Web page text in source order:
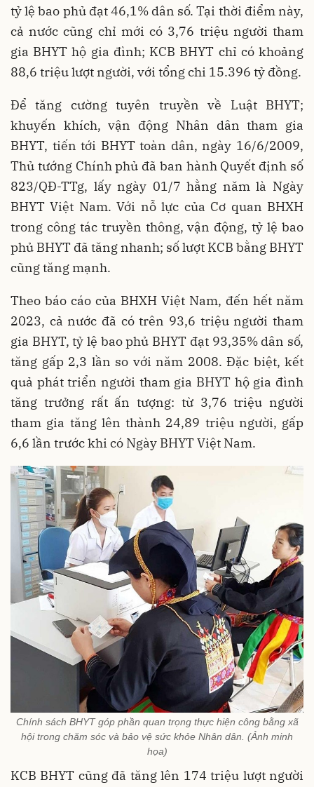
tỷ lệ bao phủ đạt 46,1% dân số. Tại thời điểm này,
cả nước cũng chỉ mới có 3,76 triệu người tham
gia BHYT hộ gia đình; KCB BHYT chỉ có khoảng
88,6 triệu lượt người, với tổng chi 15.396 tỷ đồng.
Để tăng cường tuyên truyền về Luật BHYT;
khuyến khích, vận động Nhân dân tham gia
BHYT, tiến tới BHYT toàn dân, ngày 16/6/2009,
Thủ tướng Chính phủ đã ban hành Quyết định số
823/QĐ-TTg, lấy ngày 01/7 hằng năm là Ngày
BHYT Việt Nam. Với nỗ lực của Cơ quan BHXH
trong công tác truyền thông, vận động, tỷ lệ bao
phủ BHYT đã tăng nhanh; số lượt KCB bằng BHYT
cũng tăng mạnh.
Theo báo cáo của BHXH Việt Nam, đến hết năm
2023, cả nước đã có trên 93,6 triệu người tham
gia BHYT, tỷ lệ bao phủ BHYT đạt 93,35% dân số,
tăng gấp 2,3 lần so với năm 2008. Đặc biệt, kết
quả phát triển người tham gia BHYT hộ gia đình
tăng trưởng rất ấn tượng: từ 3,76 triệu người
tham gia tăng lên thành 24,89 triệu người, gấp
6,6 lần trước khi có Ngày BHYT Việt Nam.
Chính sách BHYT góp phần quan trọng thực hiện công bằng xã
hội trong chăm sóc và bảo vệ sức khỏe Nhân dân. (Ảnh minh
họa)
KCB BHYT cũng đã tăng lên 174 triệu lượt người